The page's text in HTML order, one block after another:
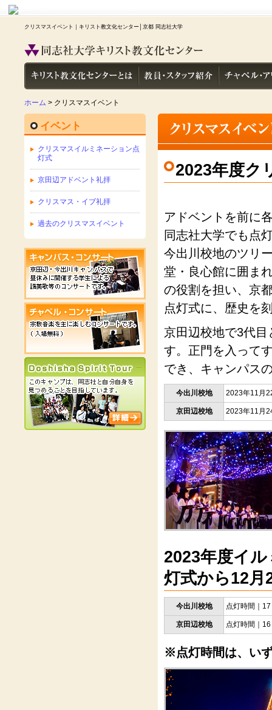
クリスマスイベント｜キリスト教文化センター│京都 同志社大学
ホーム > クリスマスイベント
2023年度ク
アドベントを前に
同志社大学でも点
今出川校地のツリ
堂・良心館に囲ま
の役割を担い、京
点灯式に、歴史を
京田辺校地で3代
す。正門を入って
でき、キャンパス
今出川校地 2023年11月
京田辺校地 2023年11月
2023年度イ
灯式から12月
今出川校地 点灯時間｜
京田辺校地 点灯時間｜
※点灯時間は、い
イベント
クリスマスイルミネーション点
灯式
京田辺アドベント礼拝
クリスマス・イブ礼拝
過去のクリスマスイベント